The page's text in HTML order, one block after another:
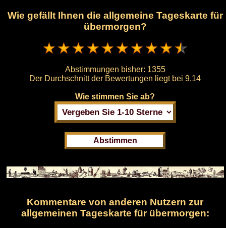
Wie gefällt Ihnen die allgemeine Tageskarte für
übermorgen?
Abstimmungen bisher: 1355
Der Durchschnitt der Bewertungen liegt bei 9.14
Wie stimmen Sie ab?
Kommentare von anderen Nutzern zur
allgemeinen Tageskarte für übermorgen: